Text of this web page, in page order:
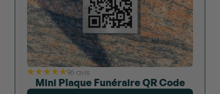
96 avis
Mini Plaque Funéraire QR Code